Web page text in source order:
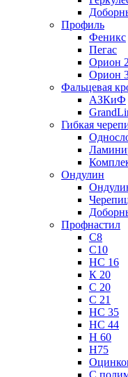
Профиль
Феникс
Пегас
Орион
Орион
Фальцевая
АЗКиФ
Гибкая
Ондулин
Профнастил
С8
С10
НС 16
К 20
С 20
С 21
НС 35
НС 44
Н 60
Н75
С